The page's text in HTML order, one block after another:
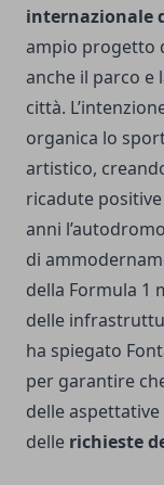
internazionale
ampio progetto
anche il parco e
città.
organica lo
artistico,
ricadute
anni
di
della Formula 1
delle
ha spiegato
per garantire
delle
delle richieste